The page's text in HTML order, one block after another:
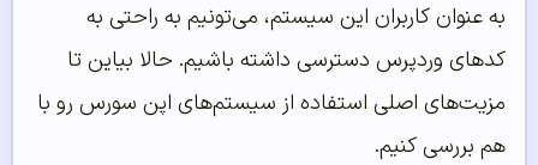
به عنوان کاربران این سیستم، می‌تونیم به راحتی به
کدهای وردپرس دسترسی داشته باشیم. حالا بیاین تا
مزیت‌های اصلی استفاده از سیستم‌های اپن سورس رو با
هم بررسی کنیم.